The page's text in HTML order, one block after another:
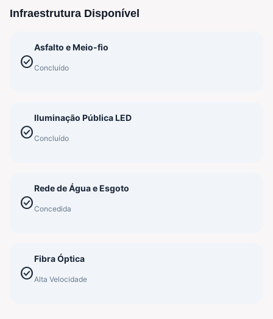
Infraestrutura Disponível
check_circle
Asfalto e Meio-fio
Concluído
check_circle
Iluminação Pública LED
Concluído
check_circle
Rede de Água e Esgoto
Concedida
check_circle
Fibra Óptica
Alta Velocidade